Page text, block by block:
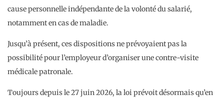
cause personnelle indépendante de la volonté du salarié,
notamment en cas de maladie.
Jusqu’à présent, ces dispositions ne prévoyaient pas la
possibilité pour l’employeur d’organiser une contre-visite
médicale patronale.
Toujours depuis le 27 juin 2026, la loi prévoit désormais qu’en